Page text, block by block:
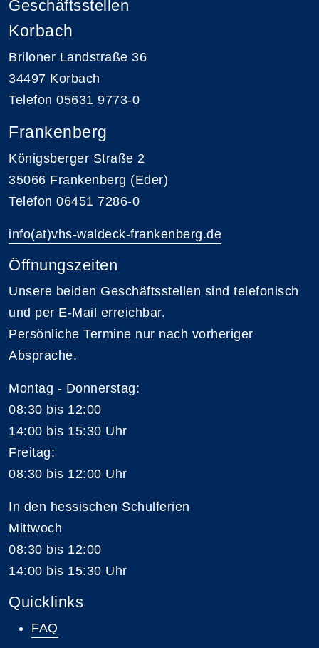
Geschäftsstellen
Korbach
Briloner Landstraße 36
34497 Korbach
Telefon 05631 9773-0
Frankenberg
Königsberger Straße 2
35066 Frankenberg (Eder)
Telefon 06451 7286-0
info(at)vhs-waldeck-frankenberg.de
Öffnungszeiten
Unsere beiden Geschäftsstellen sind telefonisch
und per E-Mail erreichbar.
Persönliche Termine nur nach vorheriger
Absprache.
Montag - Donnerstag:
08:30 bis 12:00
14:00 bis 15:30 Uhr
Freitag:
08:30 bis 12:00 Uhr
In den hessischen Schulferien
Mittwoch
08:30 bis 12:00
14:00 bis 15:30 Uhr
Quicklinks
FAQ